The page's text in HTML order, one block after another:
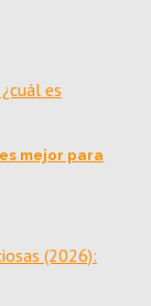
mejor para